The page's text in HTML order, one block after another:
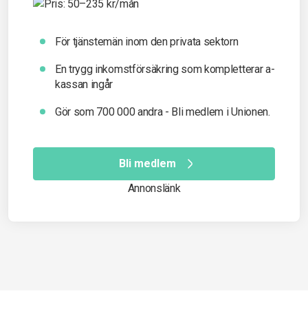
För tjänstemän inom den privata sektorn
En trygg inkomst­försäkring som kompletterar a-
kassan ingår
Gör som 700 000 andra - Bli medlem i Unionen.
Bli medlem
Annonslänk